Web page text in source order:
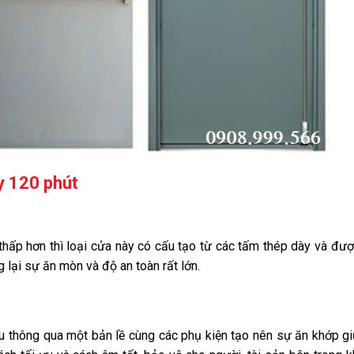
120 phút
hơn thì loại cửa này có cấu tạo từ các tấm thép dày và
lại sự ăn mòn và độ an toàn rất lớn.
qua một bản lề cùng các phụ kiện tạo nên sự ăn khớp